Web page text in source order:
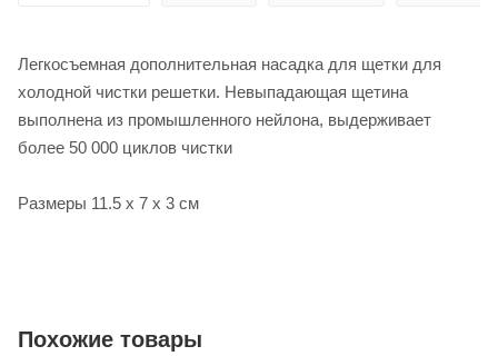
Легкосъемная дополнительная насадка для щетки для
холодной чистки решетки. Невыпадающая щетина
выполнена из промышленного нейлона, выдерживает
более 50 000 циклов чистки
Размеры 11.5 х 7 х 3 см
Похожие товары